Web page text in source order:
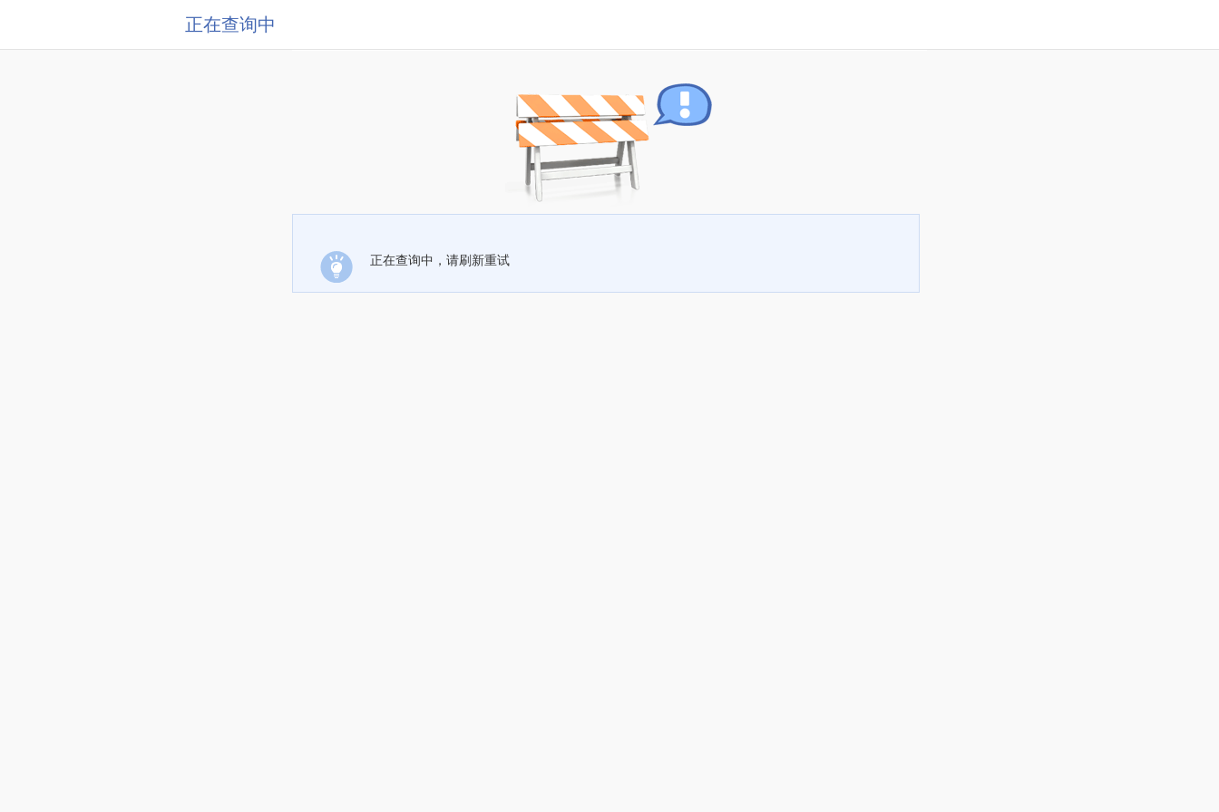
正在查询中
正在查询中，请刷新重试